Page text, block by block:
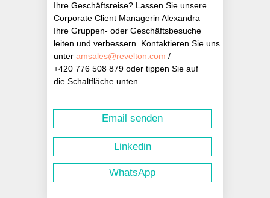
Linkedin
WhatsApp
Email senden
Ihre Geschäftsreise? Lassen Sie unsere
Corporate Client Managerin Alexandra
Ihre Gruppen- oder Geschäftsbesuche
leiten und verbessern. Kontaktieren Sie uns
unter amsales@revelton.com /
+420 776 508 879 oder tippen Sie auf
die Schaltfläche unten.